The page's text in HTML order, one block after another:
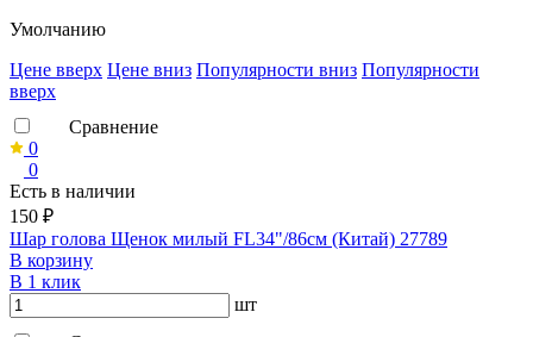
Умолчанию
Ценe вверх Ценe вниз Популярности вниз Популярности
вверх
Сравнение
0
0
Есть в наличии
150 ₽
Шар голова Щенок милый FL34"/86см (Китай) 27789
В корзину
В 1 клик
шт